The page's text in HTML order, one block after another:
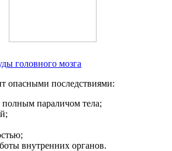
головного мозга
опасными последствиями:
параличом тела;
внутренних органов.